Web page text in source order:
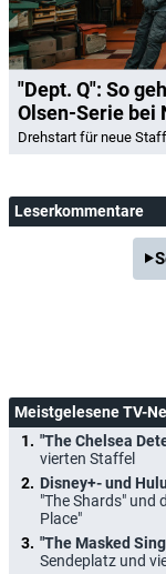
"Dept. Q": So
Olsen-Serie bei
Drehstart für neue
Leserkommentare
Meistgelesene TV-
"The Chelsea
vierten Staffel
Disney+- und
"The Shards" und
Place"
"The Masked
Sendeplatz und